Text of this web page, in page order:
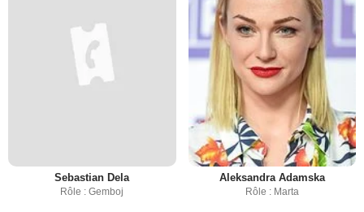
Sebastian Dela
Rôle : Gemboj
Aleksandra Adamska
Rôle : Marta